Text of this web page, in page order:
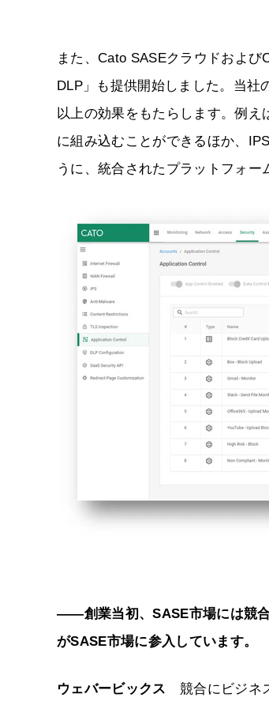
また、Cato SASEクラウドおよ
DLP」も提供開始しました。当
以上の効果をもたらします。例
に組み込むことができるほか、
うに、統合されたプラットフォー
――創業当初、SASE市場には競
がSASE市場に参入しています。
ウェバービックス競合にビジネ